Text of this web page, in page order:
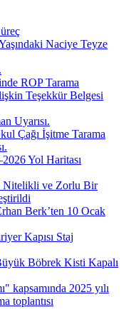
Naciye Teyze
ROP Tarama
Teşekkür Belgesi
Uyarısı.
Çağı İşitme Tarama
Yol Haritası
Nitelikli ve Zorlu Bir
Berk’ten 10 Ocak
Kapısı Staj
Böbrek Kisti Kapalı
kapsamında 2025 yılı
toplantısı